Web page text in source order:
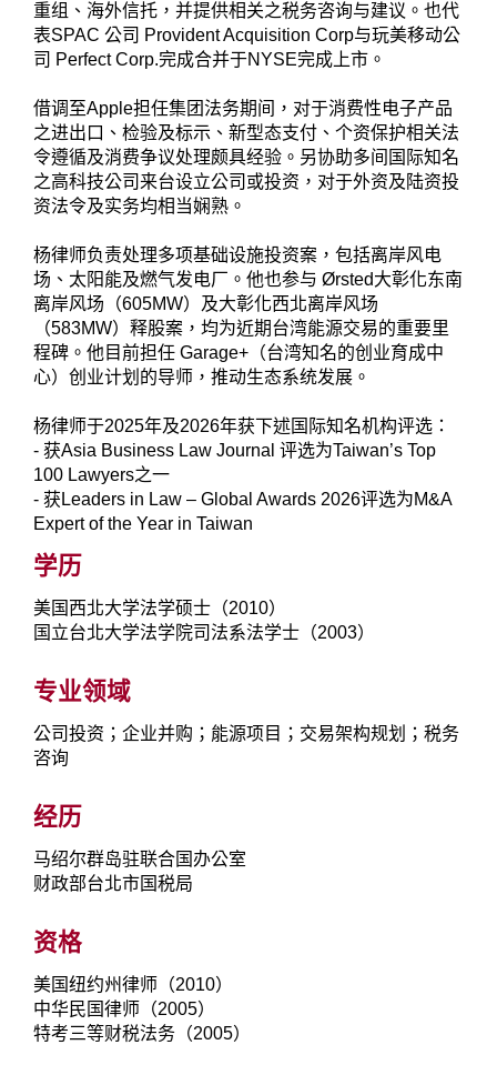
重组、海外信托，并提供相关之税务咨询与建议。也代
表SPAC 公司 Provident Acquisition Corp与玩美移动公
司 Perfect Corp.完成合并于NYSE完成上市。
借调至Apple担任集团法务期间，对于消费性电子产品
之进出口、检验及标示、新型态支付、个资保护相关法
令遵循及消费争议处理颇具经验。另协助多间国际知名
之高科技公司来台设立公司或投资，对于外资及陆资投
资法令及实务均相当娴熟。
杨律师负责处理多项基础设施投资案，包括离岸风电
场、太阳能及燃气发电厂。他也参与 Ørsted大彰化东南
离岸风场（605MW）及大彰化西北离岸风场
（583MW）释股案，均为近期台湾能源交易的重要里
程碑。他目前担任 Garage+（台湾知名的创业育成中
心）创业计划的导师，推动生态系统发展。
杨律师于2025年及2026年获下述国际知名机构评选：
- 获Asia Business Law Journal 评选为Taiwan’s Top
100 Lawyers之一
- 获Leaders in Law – Global Awards 2026评选为M&A
Expert of the Year in Taiwan
学历
美国西北大学法学硕士（2010）
国立台北大学法学院司法系法学士（2003）
专业领域
公司投资；企业并购；能源项目；交易架构规划；税务
咨询
经历
马绍尔群岛驻联合国办公室
财政部台北市国税局
资格
美国纽约州律师（2010）
中华民国律师（2005）
特考三等财税法务（2005）